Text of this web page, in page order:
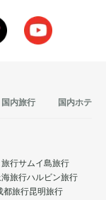
国内旅行 国内ホテル
行サムイ島旅行
旅行ハルビン旅行
都旅行昆明旅行